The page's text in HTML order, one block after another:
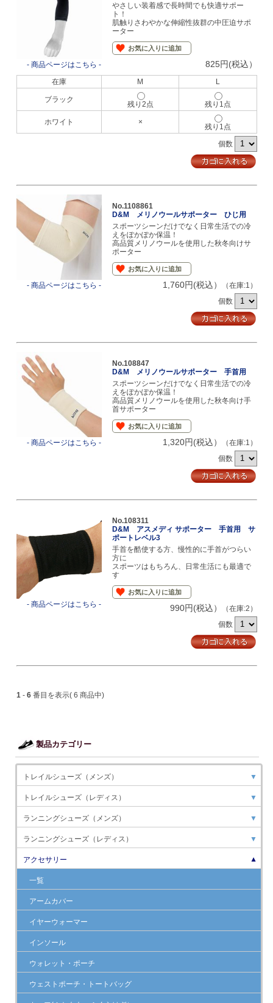
- 商品ページはこちら -
やさしい装着感で長時間でも快適サポー
ト！
肌触りさわやかな伸縮性抜群の中圧迫サポ
ーター
お気に入りに追加
825円(税込）
在庫 M L
ブラック
残り2点 残り1点
ホワイト ×
残り1点
個数
- 商品ページはこちら -
No.1108861
D&M メリノウールサポーター ひじ用
スポーツシーンだけでなく日常生活での冷
えをぽかぽか保温！
高品質メリノウールを使用した秋冬向けサ
ポーター
お気に入りに追加
1,760円(税込）
（在庫:1）
個数
- 商品ページはこちら -
No.108847
D&M メリノウールサポーター 手首用
スポーツシーンだけでなく日常生活での冷
えをぽかぽか保温！
高品質メリノウールを使用した秋冬向け手
首サポーター
お気に入りに追加
1,320円(税込）
（在庫:1）
個数
- 商品ページはこちら -
No.108311
D&M アスメディ サポーター 手首用 サ
ポートレベル3
手首を酷使する方、慢性的に手首がつらい
方に
スポーツはもちろん、日常生活にも最適で
す
お気に入りに追加
990円(税込）
（在庫:2）
個数
1 -6番目を表示( 6 商品中)
製品カテゴリー
トレイルシューズ（メンズ） ▼
トレイルシューズ（レディス） ▼
ランニングシューズ（メンズ） ▼
ランニングシューズ（レディス） ▼
アクセサリー ▼
一覧
アームカバー
イヤーウォーマー
インソール
ウォレット・ポーチ
ウェストポーチ・トートバッグ